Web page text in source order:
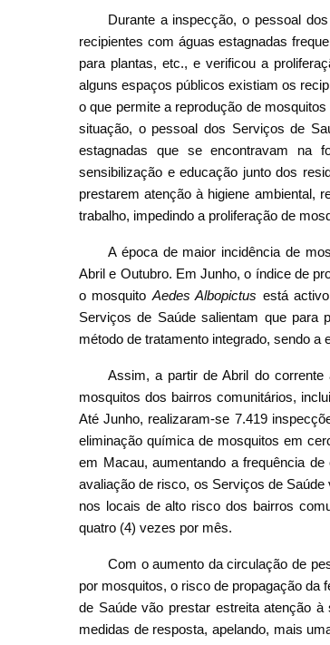
Durante a inspecção, o pessoal
recipientes com águas estagnadas
para plantas, etc., e verificou a
alguns espaços públicos existiam os
o que permite a reprodução de
situação, o pessoal dos Serviços de
estagnadas que se encontravam na
sensibilização e educação junto dos
prestarem atenção à higiene ambiental,
trabalho, impedindo a proliferação de
A época de maior incidência de
Abril e Outubro. Em Junho, o índice de
o mosquitoAedes Albopictus está
Serviços de Saúde salientam que para
método de tratamento integrado, sendo a
Assim, a partir de Abril do
mosquitos dos bairros comunitários,
Até Junho, realizaram-se 7.419
eliminação química de mosquitos em
em Macau, aumentando a frequência
avaliação de risco, os Serviços de
nos locais de alto risco dos bairros
quatro (4) vezes por mês.
Com o aumento da circulação de
por mosquitos, o risco de propagação da
de Saúde vão prestar estreita atenção
medidas de resposta, apelando, mais